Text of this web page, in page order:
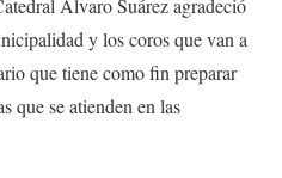
Álvaro Suárez agradeció
y los coros que van a
que tiene como fin preparar
que se atienden en las